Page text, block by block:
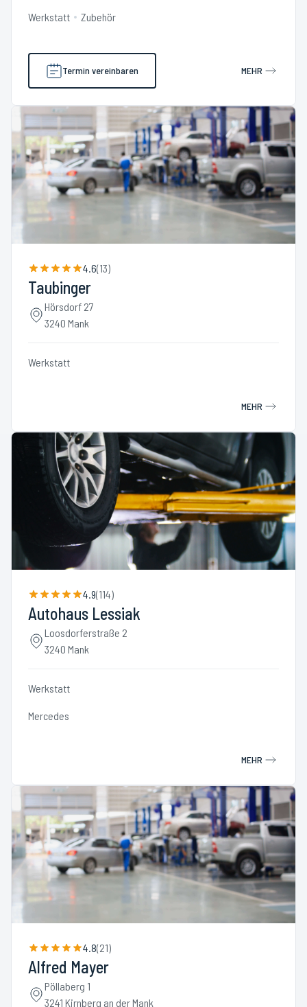
Werkstatt Zubehör
Termin vereinbaren MEHR
4.6(13)
Taubinger
Hörsdorf 27
3240 Mank
Werkstatt
MEHR
4.9(114)
Autohaus Lessiak
Loosdorferstraße 2
3240 Mank
Werkstatt
Mercedes
MEHR
4.8(21)
Alfred Mayer
Pöllaberg 1
3241 Kirnberg an der Mank